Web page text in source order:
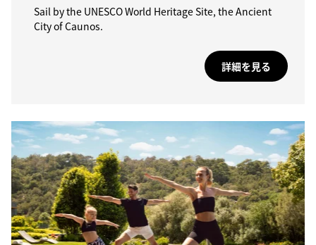
Sail by the UNESCO World Heritage Site, the Ancient
City of Caunos.
詳細を見る